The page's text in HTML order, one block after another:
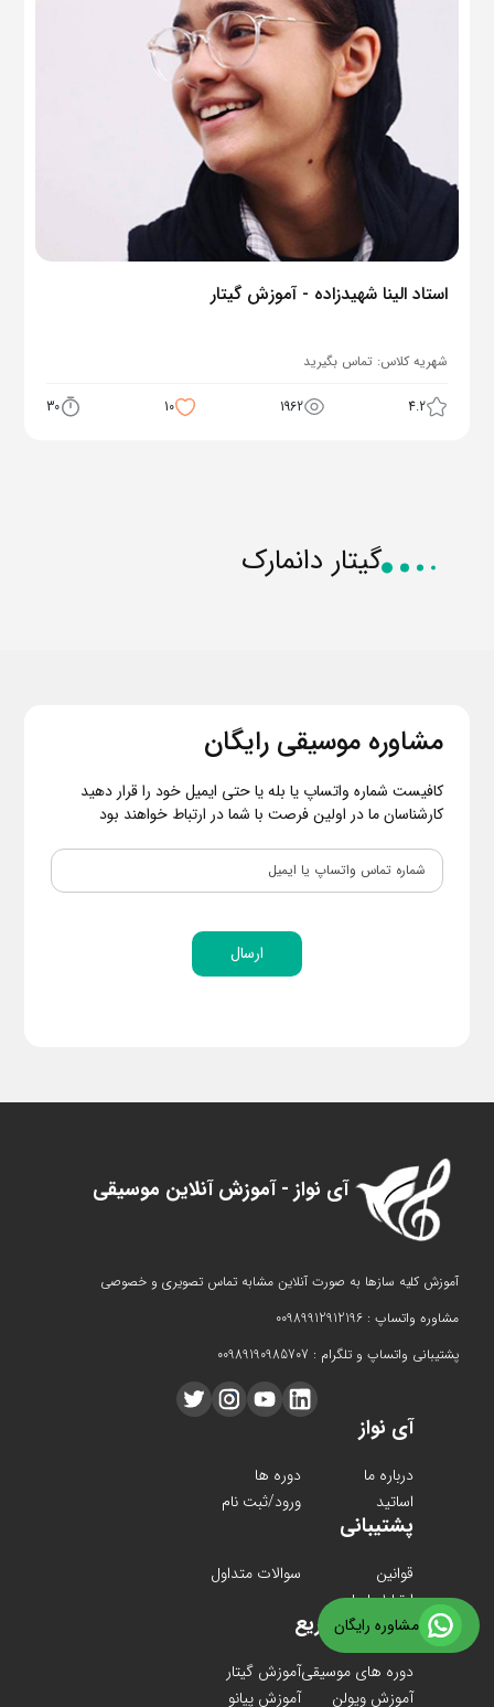
استاد الینا شهیدزاده - آموزش گیتار
شهریه کلاس: تماس بگیرید
4.2
1962
10
30
گیتار دانمارک
مشاوره موسیقی رایگان
کافیست شماره واتساپ یا بله یا حتی ایمیل خود را قرار دهید
کارشناسان ما در اولین فرصت با شما در ارتباط خواهند بود
ارسال
مشاوره رایگان
آی نواز - آموزش آنلاین موسیقی
آموزش کلیه سازها به صورت آنلاین مشابه تماس تصویری و خصوصی
مشاوره واتساپ : 00989912912196
پشتیبانی واتساپ و تلگرام : 00989190985707
آی نواز
درباره ما
دوره ها
اساتید
ورود/ثبت نام
پشتیبانی
قوانین
سوالات متداول
ارتباط با ما
دسترسی سریع
دوره های موسیقیآموزش گیتار
آموزش ویولن
آموزش پیانو